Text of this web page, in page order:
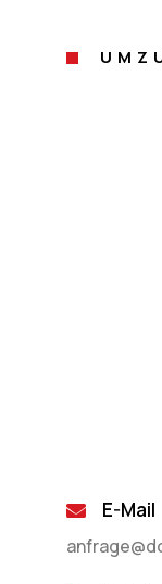
E-Mail